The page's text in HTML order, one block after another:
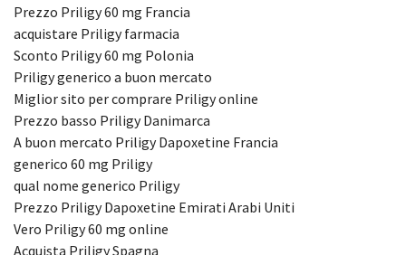
Prezzo Priligy 60 mg Francia
acquistare Priligy farmacia
Sconto Priligy 60 mg Polonia
Priligy generico a buon mercato
Miglior sito per comprare Priligy online
Prezzo basso Priligy Danimarca
A buon mercato Priligy Dapoxetine Francia
generico 60 mg Priligy
qual nome generico Priligy
Prezzo Priligy Dapoxetine Emirati Arabi Uniti
Vero Priligy 60 mg online
Acquista Priligy Spagna